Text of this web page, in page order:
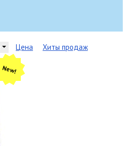
Цена Хиты продаж
New!